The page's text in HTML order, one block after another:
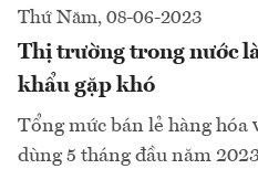
Thứ Năm, 08-06-2023
Thị trường trong nước
khẩu gặp khó
Tổng mức bán lẻ hàng hóa
dùng 5 tháng đầu năm